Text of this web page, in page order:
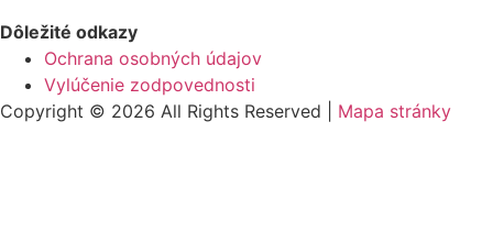
Dôležité odkazy
Ochrana osobných údajov
Vylúčenie zodpovednosti
Copyright © 2026 All Rights Reserved | Mapa stránky